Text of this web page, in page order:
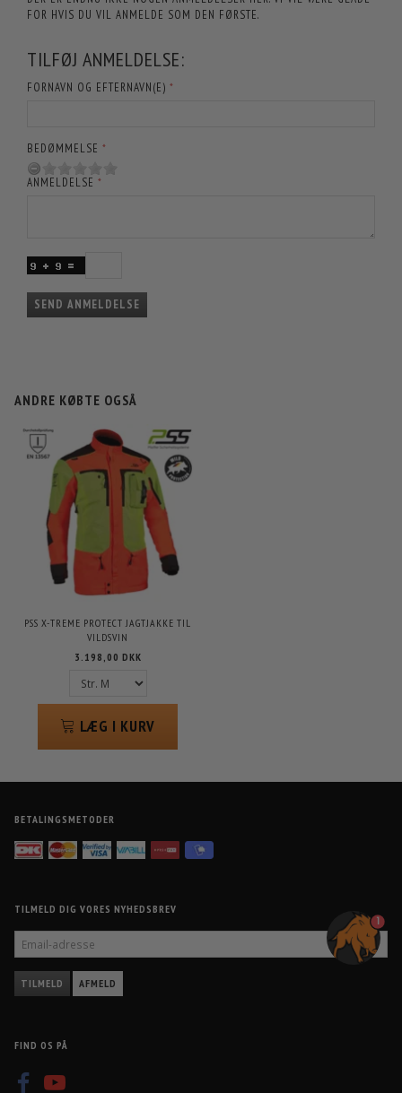
FOR HVIS DU VIL ANMELDE SOM DEN FØRSTE.
TILFØJ ANMELDELSE:
FORNAVN OG EFTERNAVN(E)
BEDØMMELSE
ANMELDELSE
SEND ANMELDELSE
ANDRE KØBTE OGSÅ
PSS X-TREME PROTECT JAGTJAKKE TIL
VILDSVIN
3.198,00 DKK
LÆG I KURV
BETALINGSMETODER
TILMELD DIG VORES NYHEDSBREV
ADRESSE
TILMELD AFMELD
FIND OS PÅ
1